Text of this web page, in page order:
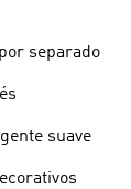
separado
suave